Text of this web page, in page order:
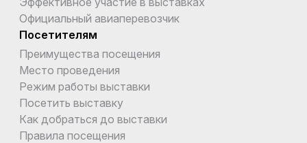
Официальный авиаперевозчик
Посетителям
Преимущества посещения
Место проведения
Режим работы выставки
Посетить выставку
Как добраться до выставки
Правила посещения